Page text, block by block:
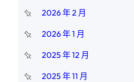
2026 年 2 月
2026 年 1 月
2025 年 12 月
2025 年 11 月